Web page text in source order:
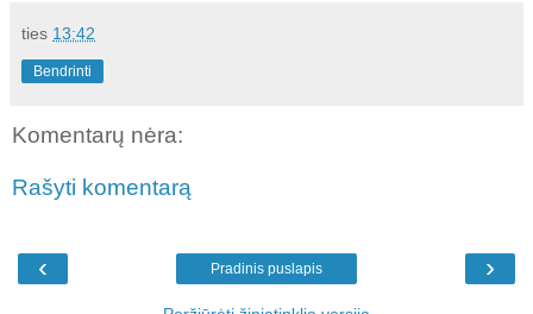
ties 13:42
Bendrinti
Komentarų nėra:
Rašyti komentarą
‹ ›
Pradinis puslapis